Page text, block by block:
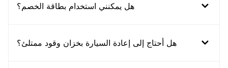
هل يمكنني استخدام بطاقة الخصم؟
هل أحتاج إلى إعادة السيارة بخزان وقود ممتلئ؟